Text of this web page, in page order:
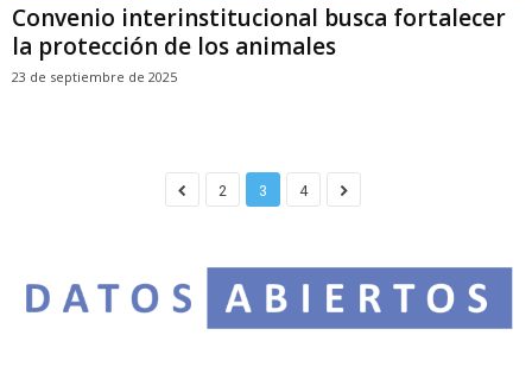
Convenio interinstitucional busca fortalecer
la protección de los animales
23 de septiembre de 2025
2 3 4